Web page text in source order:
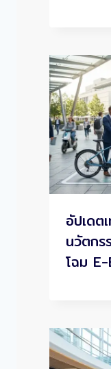
อัปเดต
นวัตก
โฉม